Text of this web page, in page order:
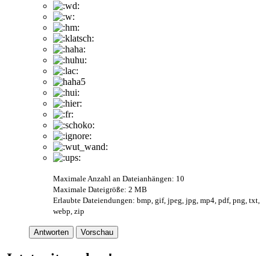
Maximale Anzahl an Dateianhängen: 10
Maximale Dateigröße: 2 MB
Erlaubte Dateiendungen: bmp, gif, jpeg, jpg, mp4, pdf, png, txt,
webp, zip
Antworten Vorschau